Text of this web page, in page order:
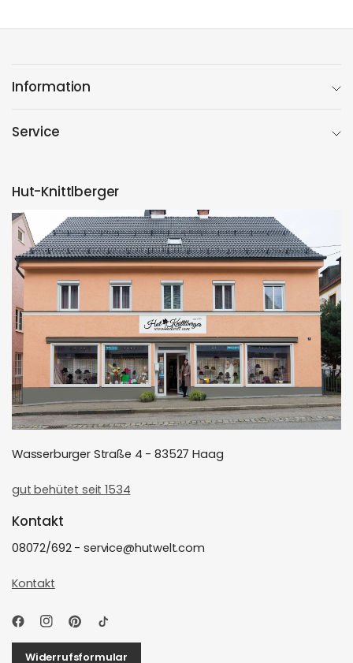
Information
Service
Hut-Knittlberger
Wasserburger Straße 4 - 83527 Haag
gut behütet seit 1534
Kontakt
08072/692 - service@hutwelt.com
Kontakt
Widerrufsformular